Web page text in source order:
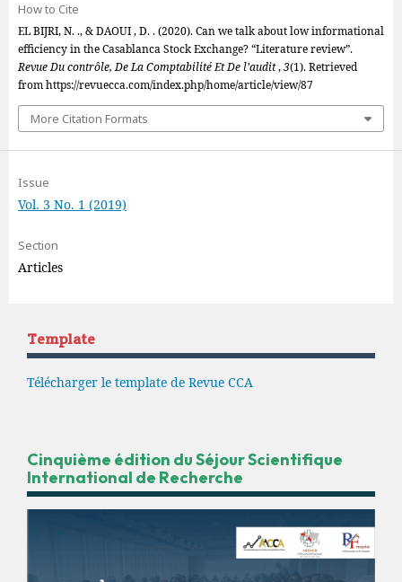
How to Cite
EL BIJRI, N. ., & DAOUI , D. . (2020). Can we talk about low informational
efficiency in the Casablanca Stock Exchange? “Literature review”.
Revue Du contrôle, De La Comptabilité Et De l’audit,3(1). Retrieved
from https://revuecca.com/index.php/home/article/view/87
More Citation Formats
Issue
Vol. 3 No. 1 (2019)
Section
Articles
Template
Télécharger le template de Revue CCA
Cinquième édition du Séjour Scientifique
International de Recherche